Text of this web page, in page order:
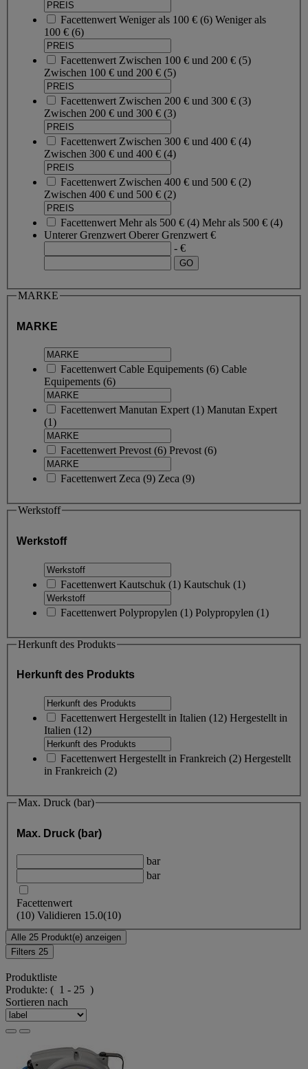
Facettenwert Weniger als 100 € (6) Weniger als
100 € (6)
Facettenwert Zwischen 100 € und 200 € (5)
Zwischen 100 € und 200 € (5)
Facettenwert Zwischen 200 € und 300 € (3)
Zwischen 200 € und 300 € (3)
Facettenwert Zwischen 300 € und 400 € (4)
Zwischen 300 € und 400 € (4)
Facettenwert Zwischen 400 € und 500 € (2)
Zwischen 400 € und 500 € (2)
Facettenwert Mehr als 500 € (4) Mehr als 500 € (4)
Unterer Grenzwert Oberer Grenzwert €
- €
MARKE
MARKE
Facettenwert Cable Equipements (6) Cable
Equipements (6)
Facettenwert Manutan Expert(1) Manutan Expert
(1)
Facettenwert Prevost(6) Prevost(6)
Facettenwert Zeca (9) Zeca (9)
Werkstoff
Werkstoff
Facettenwert Kautschuk (1) Kautschuk (1)
Facettenwert Polypropylen (1) Polypropylen (1)
Herkunft des Produkts
Herkunft des Produkts
Facettenwert Hergestellt in Italien (12) Hergestellt in
Italien (12)
Facettenwert Hergestellt in Frankreich (2) Hergestellt
in Frankreich (2)
Max. Druck (bar)
Max. Druck (bar)
bar
bar
Facettenwert
(10) Validieren 15.0(10)
Alle 25 Produkt(e) anzeigen
Filters 25
Produktliste
Produkte: ( 1 - 25 )
Sortieren nach